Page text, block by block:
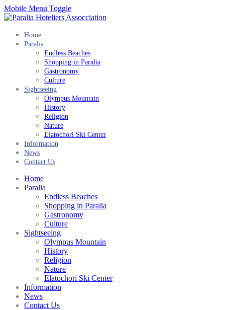
Mobile Menu Toggle
Home
Paralia
Endless Beaches
Shopping in Paralia
Gastronomy
Culture
Sightseeing
Olympus Mountain
History
Religion
Nature
Elatochori Ski Center
Information
News
Contact Us
Home
Paralia
Endless Beaches
Shopping in Paralia
Gastronomy
Culture
Sightseeing
Olympus Mountain
History
Religion
Nature
Elatochori Ski Center
Information
News
Contact Us